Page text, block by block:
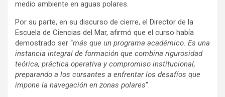
medio ambiente en aguas polares.
Por su parte, en su discurso de cierre, el Director de la
Escuela de Ciencias del Mar, afirmó que el curso había
demostrado ser “más que un programa académico. Es una
instancia integral de formación que combina rigurosidad
teórica, práctica operativa y compromiso institucional,
preparando a los cursantes a enfrentar los desafíos que
impone la navegación en zonas polares”.